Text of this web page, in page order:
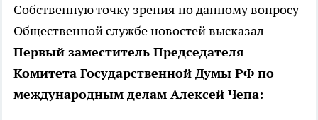
Собственную точку зрения по данному вопросу
Общественной службе новостей высказал
Первый заместитель Председателя
Комитета Государственной Думы РФ по
международным делам Алексей Чепа: